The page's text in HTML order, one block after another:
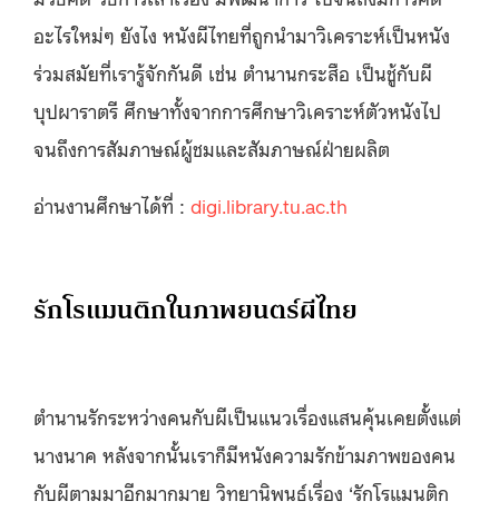
อะไรใหม่ๆ ยังไง หนังผีไทยที่ถูกนำมาวิเคราะห์เป็นหนัง
ร่วมสมัยที่เรารู้จักกันดี เช่น ตำนานกระสือ เป็นชู้กับผี
บุปผาราตรี ศึกษาทั้งจากการศึกษาวิเคราะห์ตัวหนังไป
จนถึงการสัมภาษณ์ผู้ชมและสัมภาษณ์ฝ่ายผลิต
อ่านงานศึกษาได้ที่ : digi.library.tu.ac.th
รักโรแมนติกในภาพยนตร์ผีไทย
ตำนานรักระหว่างคนกับผีเป็นแนวเรื่องแสนคุ้นเคยตั้งแต่
นางนาค หลังจากนั้นเราก็มีหนังความรักข้ามภาพของคน
กับผีตามมาอีกมากมาย วิทยานิพนธ์เรื่อง ‘รักโรแมนติก